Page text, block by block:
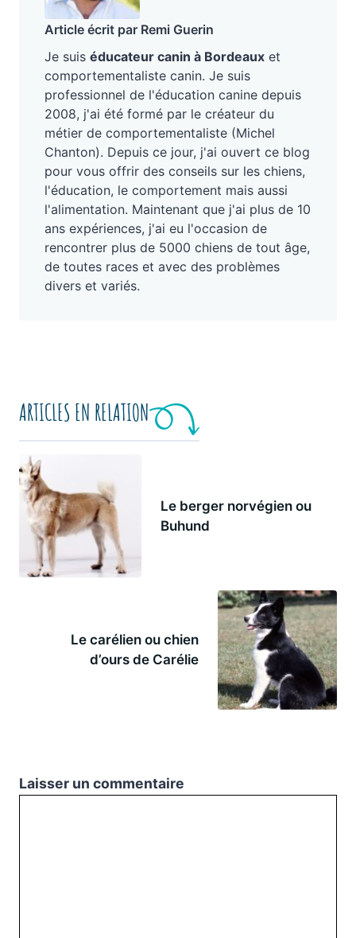
Article écrit par Remi Guerin
Je suis éducateur canin à Bordeaux et
comportementaliste canin. Je suis
professionnel de l'éducation canine depuis
2008, j'ai été formé par le créateur du
métier de comportementaliste (Michel
Chanton). Depuis ce jour, j'ai ouvert ce blog
pour vous offrir des conseils sur les chiens,
l'éducation, le comportement mais aussi
l'alimentation. Maintenant que j'ai plus de 10
ans expériences, j'ai eu l'occasion de
rencontrer plus de 5000 chiens de tout âge,
de toutes races et avec des problèmes
divers et variés.
ARTICLES EN RELATION
Le berger norvégien ou
Buhund
Le carélien ou chien
d’ours de Carélie
Laisser un commentaire